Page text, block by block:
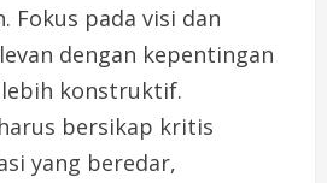
Fokus pada visi dan
dengan kepentingan
konstruktif.
bersikap kritis
yang beredar,